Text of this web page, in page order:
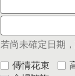
若尚未確定日期
傳情花束